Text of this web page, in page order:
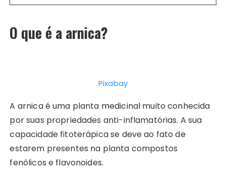
O que é a arnica?
Pixabay
A arnica é uma planta medicinal muito conhecida
por suas propriedades anti-inflamatórias. A sua
capacidade fitoterápica se deve ao fato de
estarem presentes na planta compostos
fenólicos e flavonoides.